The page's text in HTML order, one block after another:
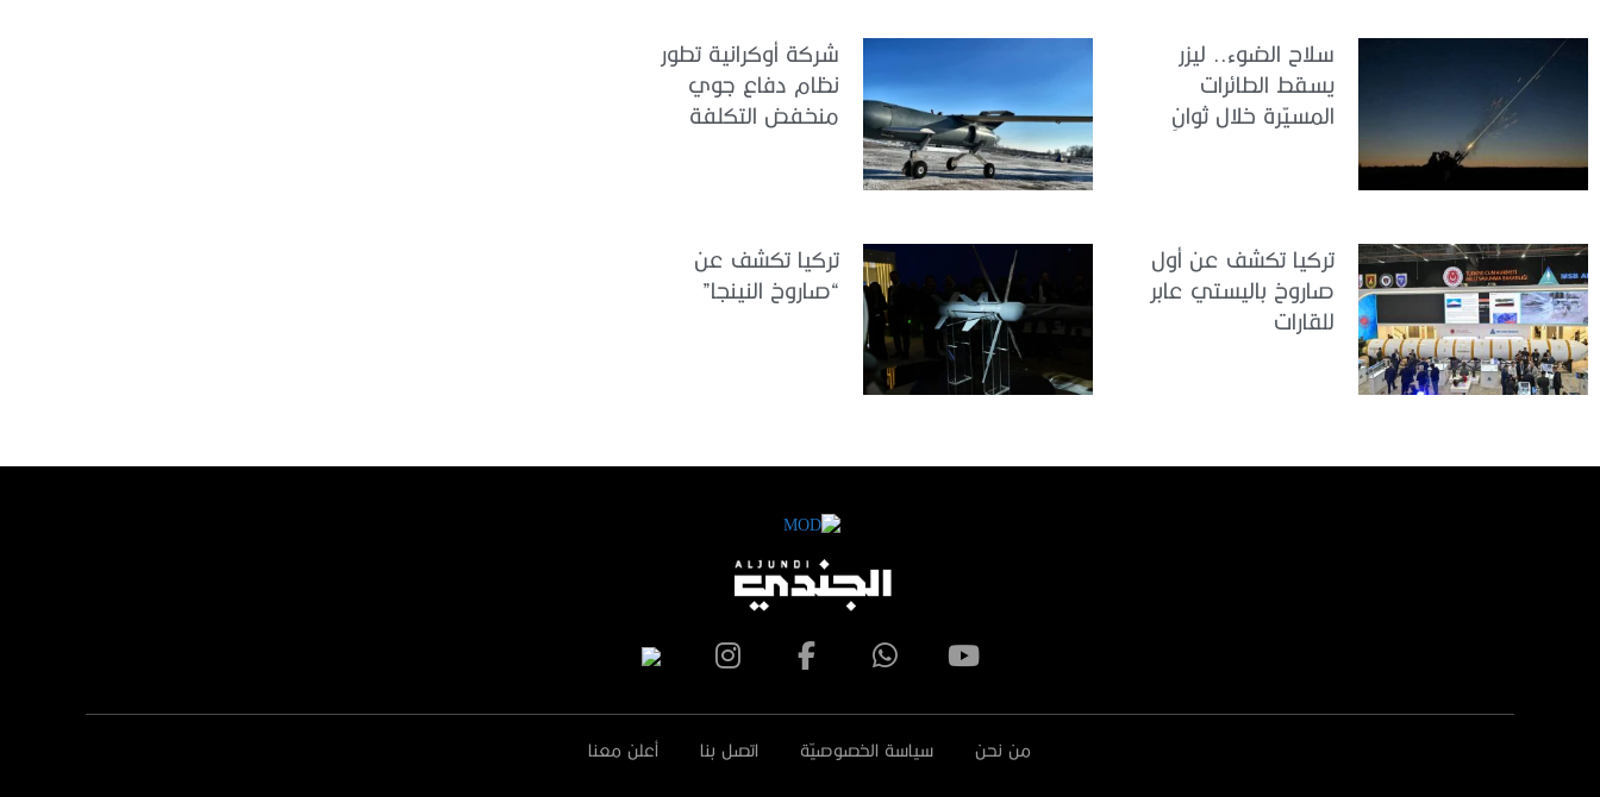
سلاح الضوء.. ليزر
يسقط الطائرات
المسيّرة خلال ثوانٍ
شركة أوكرانية تطور
نظام دفاع جوي
منخفض التكلفة
تركيا تكشف عن أول
صاروخ باليستي عابر
للقارات
تركيا تكشف عن
“صاروخ النينجا”
من نحن سياسة الخصوصيّة اتصل بنا أعلن معنا